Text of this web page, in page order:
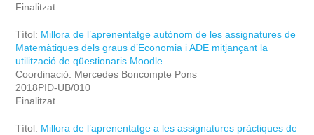
Finalitzat
Títol: Millora de l’aprenentatge autònom de les assignatures de
Matemàtiques dels graus d’Economia i ADE mitjançant la
utilització de qüestionaris Moodle
Coordinació: Mercedes Boncompte Pons
2018PID-UB/010
Finalitzat
Títol: Millora de l’aprenentatge a les assignatures pràctiques de